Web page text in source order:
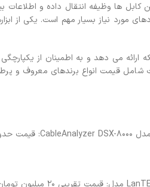
کابل ها وظیفه انتقال داده و اطلاعات
مورد نیاز بسیار مهم است. یکی از
ارائه می دهد و به اطمینان از
قیمت انواع برندهای معروف و